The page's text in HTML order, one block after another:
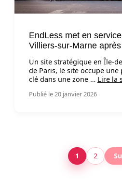
EndLess met en
Villiers-sur-Marne
Un site stratégique en Île-
de Paris, le site occupe
clé dans une zone … Lire la
Publié le 20 janvier 2026
1 2